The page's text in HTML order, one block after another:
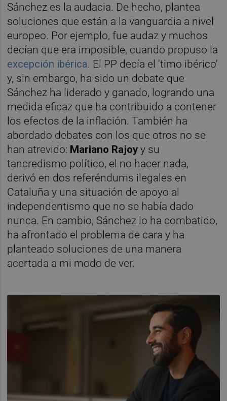
Sánchez es la audacia. De hecho, plantea
soluciones que están a la vanguardia a nivel
europeo. Por ejemplo, fue audaz y muchos
decían que era imposible, cuando propuso la
excepción ibérica. El PP decía el 'timo ibérico'
y, sin embargo, ha sido un debate que
Sánchez ha liderado y ganado, logrando una
medida eficaz que ha contribuido a contener
los efectos de la inflación. También ha
abordado debates con los que otros no se
han atrevido: Mariano Rajoy y su
tancredismo político, el no hacer nada,
derivó en dos referéndums ilegales en
Cataluña y una situación de apoyo al
independentismo que no se había dado
nunca. En cambio, Sánchez lo ha combatido,
ha afrontado el problema de cara y ha
planteado soluciones de una manera
acertada a mi modo de ver.